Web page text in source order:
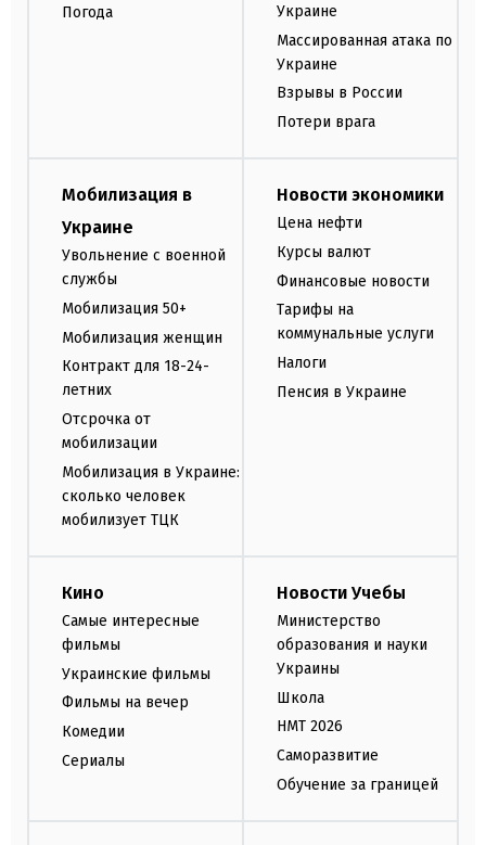
Погода
Украине
Массированная атака по
Украине
Взрывы в России
Потери врага
Мобилизация в
Украине
Увольнение с военной
службы
Мобилизация 50+
Мобилизация женщин
Контракт для 18-24-
летних
Отсрочка от
мобилизации
Мобилизация в Украине:
сколько человек
мобилизует ТЦК
Новости экономики
Цена нефти
Курсы валют
Финансовые новости
Тарифы на
коммунальные услуги
Налоги
Пенсия в Украине
Кино
Самые интересные
фильмы
Украинские фильмы
Фильмы на вечер
Комедии
Сериалы
Новости Учебы
Министерство
образования и науки
Украины
Школа
НМТ 2026
Саморазвитие
Обучение за границей